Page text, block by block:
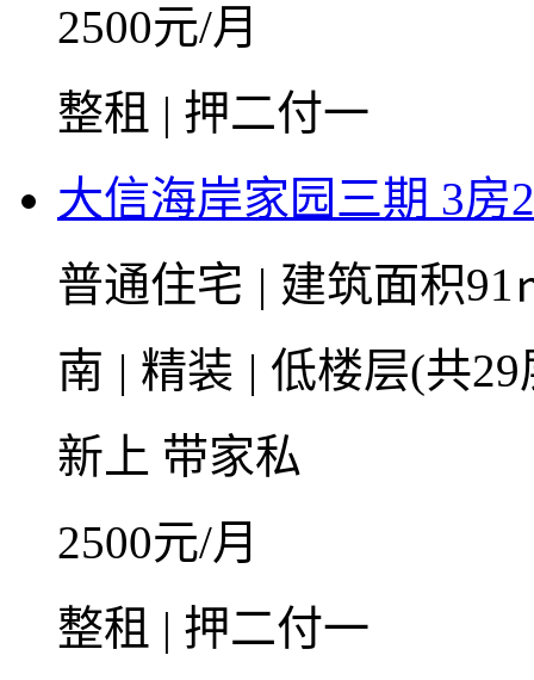
2500元/月
整租 | 押二付一
大信海岸家园三期 3房
普通住宅 | 建筑面积
南 | 精装 | 低楼层(共
新上 带家私
2500元/月
整租 | 押二付一